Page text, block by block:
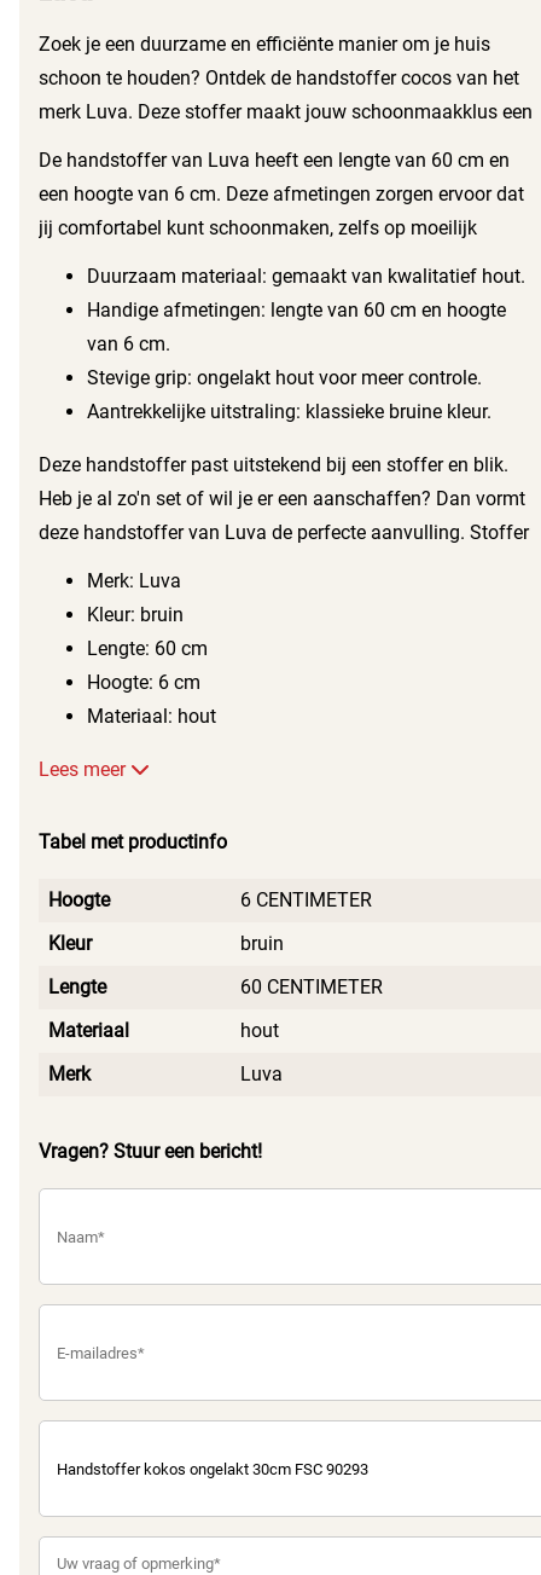
Zoek je een duurzame en efficiënte manier om je huis
schoon te houden? Ontdek de handstoffer cocos van het
merk Luva. Deze stoffer maakt jouw schoonmaakklus een
De handstoffer van Luva heeft een lengte van 60 cm en
een hoogte van 6 cm. Deze afmetingen zorgen ervoor dat
jij comfortabel kunt schoonmaken, zelfs op moeilijk
Duurzaam materiaal: gemaakt van kwalitatief hout.
Handige afmetingen: lengte van 60 cm en hoogte
van 6 cm.
Stevige grip: ongelakt hout voor meer controle.
Aantrekkelijke uitstraling: klassieke bruine kleur.
Deze handstoffer past uitstekend bij een stoffer en blik.
Heb je al zo'n set of wil je er een aanschaffen? Dan vormt
deze handstoffer van Luva de perfecte aanvulling. Stoffer
Merk: Luva
Kleur: bruin
Lengte: 60 cm
Hoogte: 6 cm
Materiaal: hout
Lees meer
Tabel met productinfo
Hoogte
6 CENTIMETER
Kleur
bruin
Lengte
60 CENTIMETER
Materiaal
hout
Merk
Luva
Vragen? Stuur een bericht!